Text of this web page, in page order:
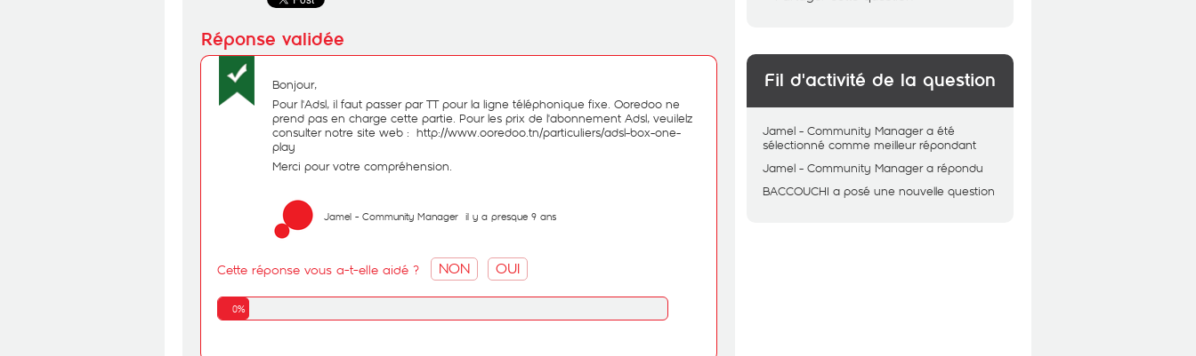
Bonjour,
Pour l'Adsl, il faut passer par TT pour la ligne téléphonique fixe. Ooredoo ne
prend pas en charge cette partie. Pour les prix de l'abonnement Adsl, veuilelz
consulter notre site web : http://www.ooredoo.tn/particuliers/adsl-box-one-
play
Merci pour votre compréhension.
Jamel - Community Manager il y a presque 9 ans
Cette réponse vous a-t-elle aidé ? NON OUI
0%
Fil d'activité de la question
Jamel - Community Manager a été
sélectionné comme meilleur répondant
Jamel - Community Manager a répondu
BACCOUCHI a posé une nouvelle question